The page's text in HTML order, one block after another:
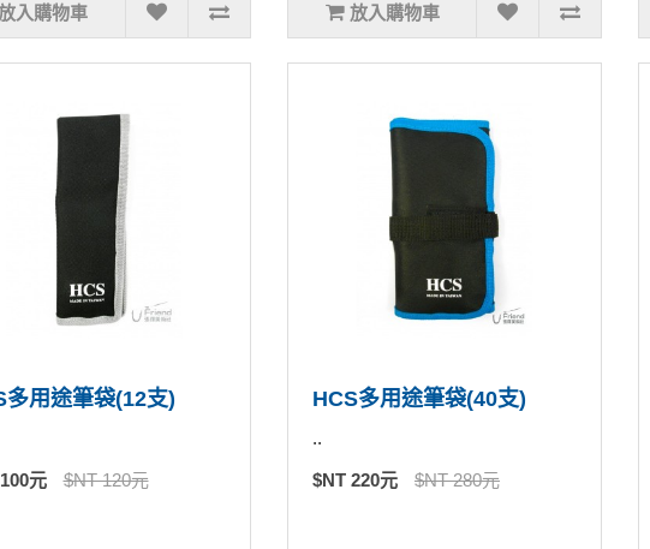
入購物車 放入購物車
多用途筆袋(12支)
元 $NT 120元
HCS多用途筆袋(40支)
..
$NT 220元 $NT 280元